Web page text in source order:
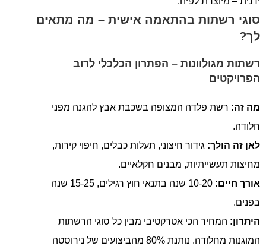
סוגי רשתות בהתאמה אישית – מה מתאים
לך?
רשתות מגולוונות – הפתרון הכלכלי לרוב
הפרויקטים
מה זה: רשת פלדה המצופה בשכבת אבץ להגנה מפני
חלודה.
לאן זה הולך: גידור חיצוני, תעלות כבלים, חיפוי קירות,
מחיצות תעשייתיות, מבנים חקלאיים.
אורך חיים:
10-20 שנה בתנאי חוץ רגילים, 15-25 שנה
בפנים.
היתרון: המחיר הכי אטרקטיבי מבין כל סוגי הרשתות
המוגנות מחלודה. נותנת 80% מהביצועים של נירוסטה